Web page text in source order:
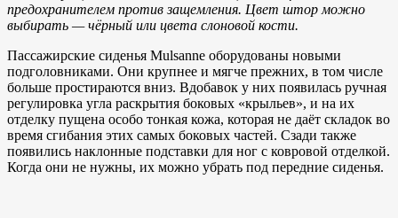
предохранителем против защемления. Цвет штор можно
выбирать — чёрный или цвета слоновой кости.
Пассажирские сиденья Mulsanne оборудованы новыми
подголовниками. Они крупнее и мягче прежних, в том числе
больше простираются вниз. Вдобавок у них появилась ручная
регулировка угла раскрытия боковых «крыльев», и на их
отделку пущена особо тонкая кожа, которая не даёт складок во
время сгибания этих самых боковых частей. Сзади также
появились наклонные подставки для ног с ковровой отделкой.
Когда они не нужны, их можно убрать под передние сиденья.